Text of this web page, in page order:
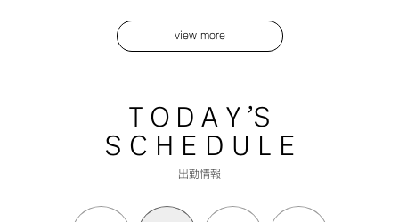
view more
T O D A Y ’S
S C H E D U L E
出勤情報